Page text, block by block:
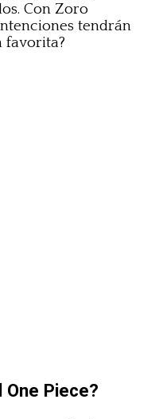
Con Zoro
tendrán
favorita?
Piece?